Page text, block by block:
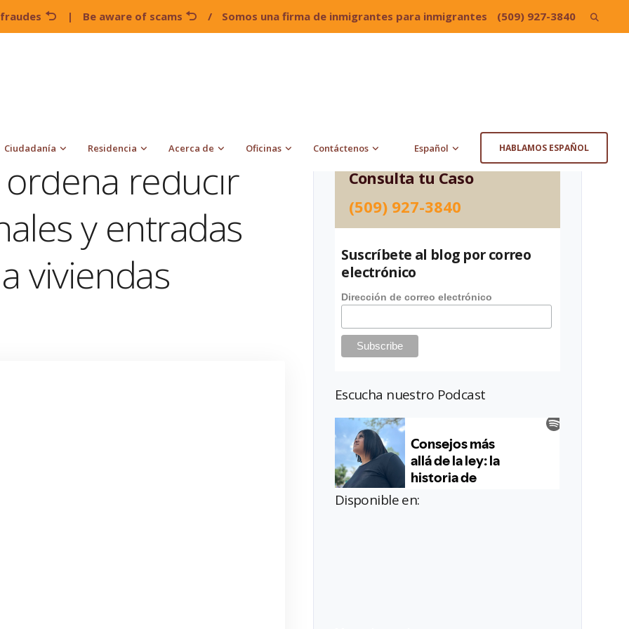
| Be aware of scams / Somos una firma de inmigrantes para inmigrantes (509) 927-3840 Search
Ciudadanía Residencia Acerca de Oficinas Contáctenos Español HABLAMOS ESPAÑOL
reducir
y entradas
viviendas
Consulta tu Caso
(509) 927-3840
Suscríbete al blog por correo
electrónico
Dirección de correo electrónico
Escucha nuestro Podcast
Disponible en: